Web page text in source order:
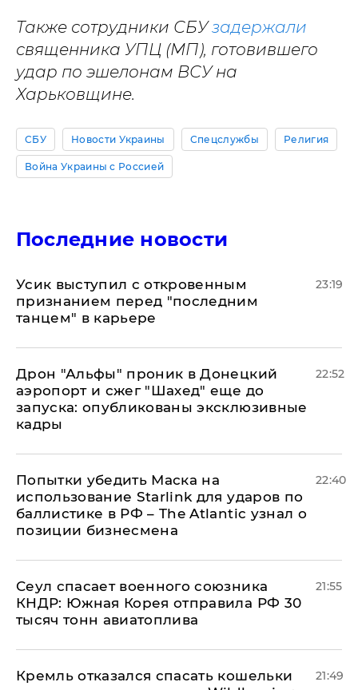
Также сотрудники СБУзадержали
священника УПЦ (МП), готовившего
удар по эшелонам ВСУ на
Харьковщине.
СБУ Новости Украины Спецслужбы Религия
Война Украины с Россией
Последние новости
Усик выступил с откровенным
признанием перед "последним
танцем" в карьере
23:19
Дрон "Альфы" проник в Донецкий
аэропорт и сжег "Шахед" еще до
запуска: опубликованы эксклюзивные
кадры
22:52
Попытки убедить Маска на
использование Starlink для ударов по
баллистике в РФ – The Atlantic узнал о
позиции бизнесмена
22:40
​Сеул спасает военного союзника
КНДР: Южная Корея отправила РФ 30
тысяч тонн авиатоплива
21:55
Кремль отказался спасать кошельки
21:49